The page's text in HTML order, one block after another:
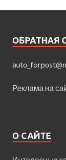
ОБРАТНАЯ
Реклама на
О САЙТЕ